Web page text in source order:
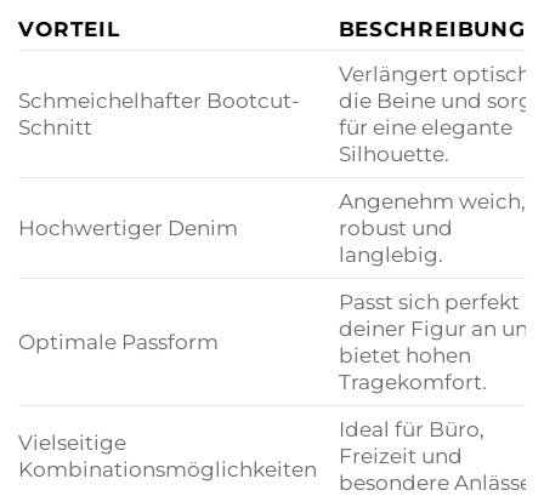
VORTEIL BESCHREIBUNG
Schmeichelhafter Bootcut-
Schnitt
Verlängert optisch
die Beine und sorgt
für eine elegante
Silhouette.
Hochwertiger Denim
Angenehm weich,
robust und
langlebig.
Optimale Passform
Passt sich perfekt
deiner Figur an und
bietet hohen
Tragekomfort.
Vielseitige
Kombinationsmöglichkeiten
Ideal für Büro,
Freizeit und
besondere Anlässe.